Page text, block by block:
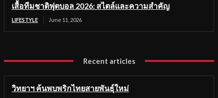
เสื้อทีมชาติฟุตบอล 2026: สไตล์และความสำคัญ
LIFESTYLE June 11, 2026
Recent articles
วิทยาฯ ค้นพบพริกไทยสายพันธุ์ใหม่